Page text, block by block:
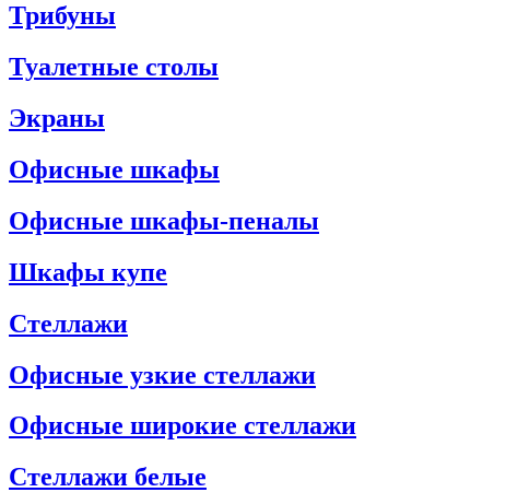
Трибуны
Туалетные столы
Экраны
Офисные шкафы
Офисные шкафы-пеналы
Шкафы купе
Стеллажи
Офисные узкие стеллажи
Офисные широкие стеллажи
Стеллажи белые